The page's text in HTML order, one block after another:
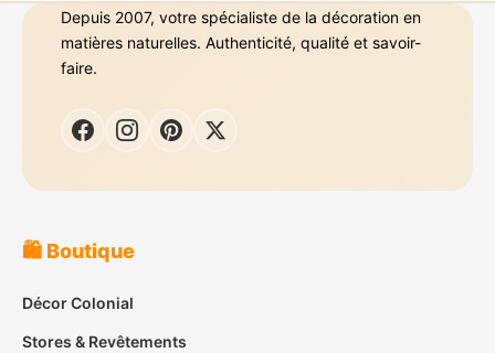
Depuis 2007, votre spécialiste de la décoration en
matières naturelles. Authenticité, qualité et savoir-
faire.
🛍️ Boutique
Décor Colonial
Stores & Revêtements